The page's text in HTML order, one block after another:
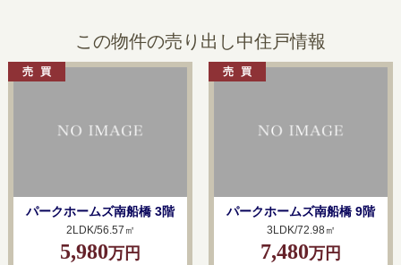
この物件の売り出し中住戸情報
パークホームズ南船橋 3階
2LDK/56.57㎡
5,980万円
パークホームズ南船橋 9階
3LDK/72.98㎡
7,480万円